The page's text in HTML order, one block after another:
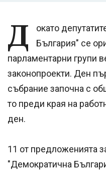
Д
окато
България" се
парламентарни групи
законопроекти. Ден
събрание започна с
то преди края на
ден.
11 от предложенията
"Демократична